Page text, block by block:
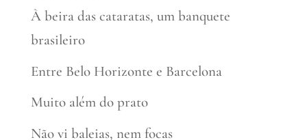
À beira das cataratas, um banquete
brasileiro
Entre Belo Horizonte e Barcelona
Muito além do prato
Não vi baleias, nem focas